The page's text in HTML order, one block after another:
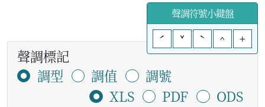
聲調符號小鍵盤
ˊ
ˇ ˋ ^ +
聲調標記
調型
調值
調號
XLS
PDF
ODS